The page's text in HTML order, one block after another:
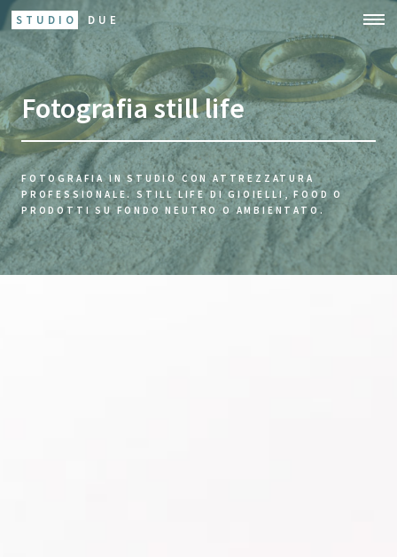
STUDIO DUE
Fotografia still life
FOTOGRAFIA IN STUDIO CON ATTREZZATURA
PROFESSIONALE.
STILL LIFE DI GIOIELLI, FOOD O
PRODOTTI SU FONDO NEUTRO O AMBIENTATO.